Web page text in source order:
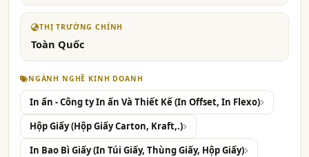
THỊ TRƯỜNG CHÍNH
Toàn Quốc
NGÀNH NGHỀ KINH DOANH
In ấn - Công ty In ấn Và Thiết Kế (In Offset, In Flexo)
Hộp Giấy (Hộp Giấy Carton, Kraft,.)
In Bao Bì Giấy (In Túi Giấy, Thùng Giấy, Hộp Giấy)